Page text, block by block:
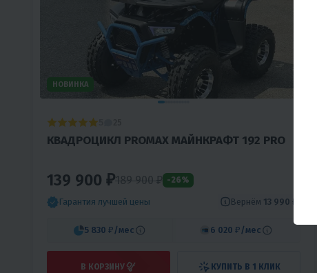
НОВИНКА
КВАДРОЦИКЛ PROMAX МАЙНКРАФТ 192 PRO
139 900 ₽189 900₽ -26%
Гарантия лучшей цены Вернём 13 990 ₽
5 830 ₽ /мес 6 020 ₽ /мес
В КОРЗИНУ КУПИТЬ В 1 КЛИК